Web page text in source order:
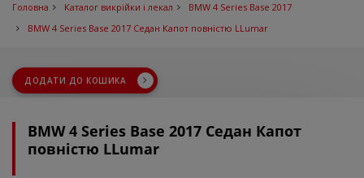
Головна Каталог викрійки і лекал
BMW 4 Series Base 2017
BMW 4 Series Base 2017 Седан Капот повністю LLumar
ДОДАТИ ДО КОШИКА
BMW 4 Series Base 2017 Седан Капот
повністю LLumar